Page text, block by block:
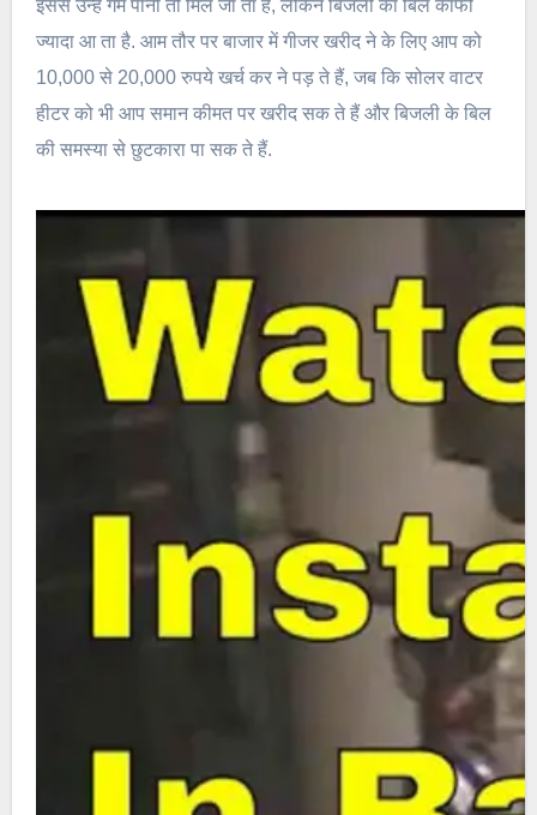
इससे उन्हें गर्म पानी तो मिल जा ता है, लेकिन बिजली का बिल काफी
ज्यादा आ ता है. आम तौर पर बाजार में गीजर खरीद ने के लिए आप को
10,000 से 20,000 रुपये खर्च कर ने पड़ ते हैं, जब कि सोलर वाटर
हीटर को भी आप समान कीमत पर खरीद सक ते हैं और बिजली के बिल
की समस्या से छुटकारा पा सक ते हैं.